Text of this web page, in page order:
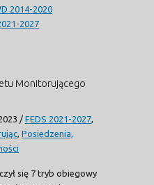
2014-2020
2027
Monitorującego
/ FEDS 2021-2027
Posiedzenia,
się 7 tryb obiegowy